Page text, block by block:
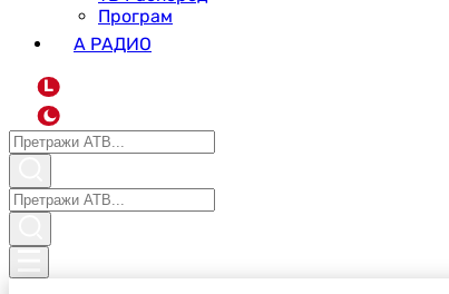
Програм
А РАДИО
L